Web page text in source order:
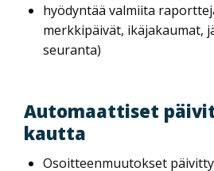
hyödyntää valmiita
merkkipäivät, ikäjakaumat,
seuranta)
Automaattiset
kautta
Osoitteenmuutokset